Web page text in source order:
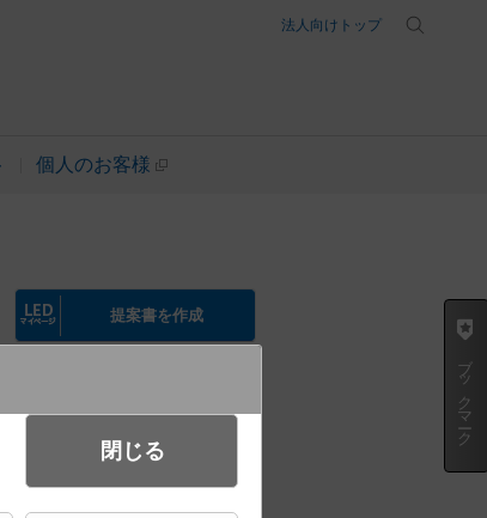
法人向けトップ
個人のお客様
提案書を作成
白色) ブックマーク
閉じる